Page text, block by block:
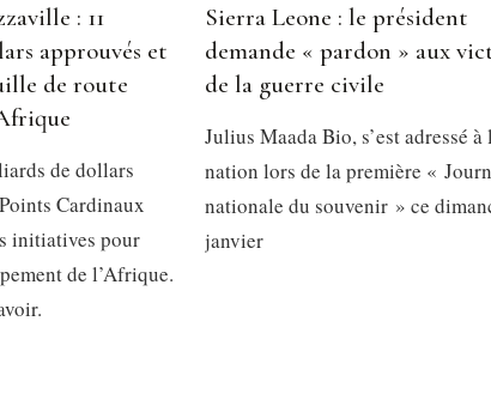
: 11
approuvés et
de route
de dollars
Cardinaux
initiatives pour
de l’Afrique.
Sierra Leone : le président
demande « pardon » aux
de la guerre civile
Julius Maada Bio, s’est adressé à
nation lors de la première «
nationale du souvenir » ce
janvier